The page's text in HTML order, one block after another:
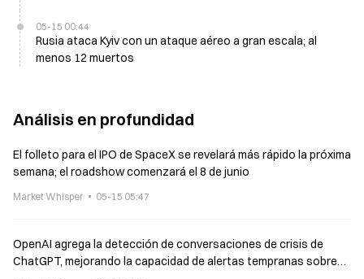
05-15 00:44
Rusia ataca Kyiv con un ataque aéreo a gran escala; al
menos 12 muertos
Análisis en profundidad
El folleto para el IPO de SpaceX se revelará más rápido la próxima
semana; el roadshow comenzará el 8 de junio
Market Whisper 05-15 05:47
OpenAI agrega la detección de conversaciones de crisis de
ChatGPT, mejorando la capacidad de alertas tempranas sobre